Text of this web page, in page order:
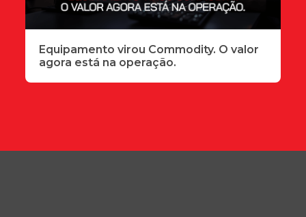
Equipamento virou Commodity. O valor
agora está na operação.